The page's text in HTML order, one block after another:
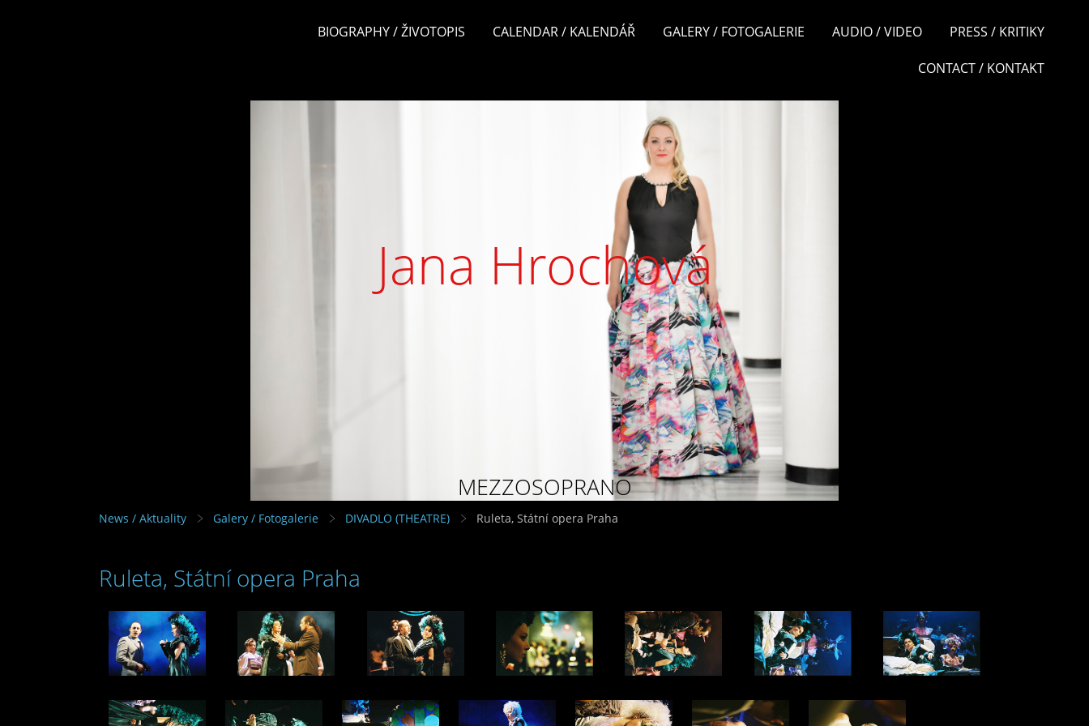
BIOGRAPHY / ŽIVOTOPIS CALENDAR / KALENDÁŘ GALERY / FOTOGALERIE AUDIO / VIDEO PRESS / KRITIKY
CONTACT / KONTAKT
Jana Hrochová
MEZZOSOPRANO
News / Aktuality Galery / Fotogalerie DIVADLO (THEATRE) Ruleta, Státní opera Praha
Ruleta, Státní opera Praha